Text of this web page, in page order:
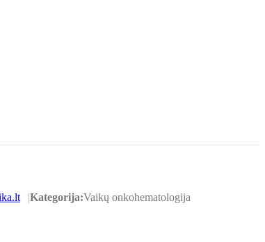
Kategorija:Vaikų onkohematologija